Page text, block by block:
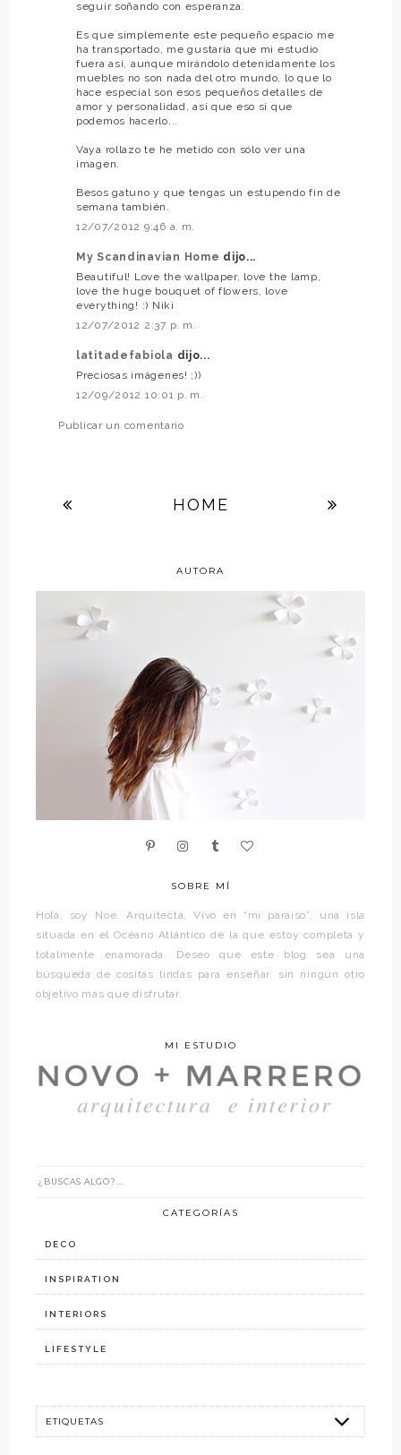
seguir soñando con esperanza.
Es que simplemente este pequeño espacio me
ha transportado, me gustaría que mi estudio
fuera así, aunque mirándolo detenidamente los
muebles no son nada del otro mundo, lo que lo
hace especial son esos pequeños detalles de
amor y personalidad, así que eso sí que
podemos hacerlo...
Vaya rollazo te he metido con sólo ver una
imagen.
Besos gatuno y que tengas un estupendo fin de
semana también.
12/07/2012 9:46 a. m.
My Scandinavian Home dijo...
Beautiful! Love the wallpaper, love the lamp,
love the huge bouquet of flowers, love
everything! :) Niki
12/07/2012 2:37 p. m.
latitadefabiola dijo...
Preciosas imágenes! ;))
12/09/2012 10:01 p. m.
Publicar un comentario
HOME
AUTORA
SOBRE MÍ
Hola, soy Noe. Arquitecta. Vivo en “mi paraíso”, una isla
situada en el Océano Atlántico de la que estoy completa y
totalmente enamorada. Deseo que este blog sea una
búsqueda de cositas lindas para enseñar, sin ningún otro
objetivo más que disfrutar.
MI ESTUDIO
CATEGORÍAS
DECO
INSPIRATION
INTERIORS
LIFESTYLE